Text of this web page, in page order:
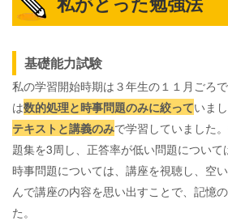
基礎能力試験
私の学習開始時期は３年生の１１月ごろ
は数的処理と時事問題のみに絞っていま
テキストと講義のみで学習していました
題集を3周し、正答率が低い問題について
時事問題については、講座を視聴し、空
んで講座の内容を思い出すことで、記憶
た。